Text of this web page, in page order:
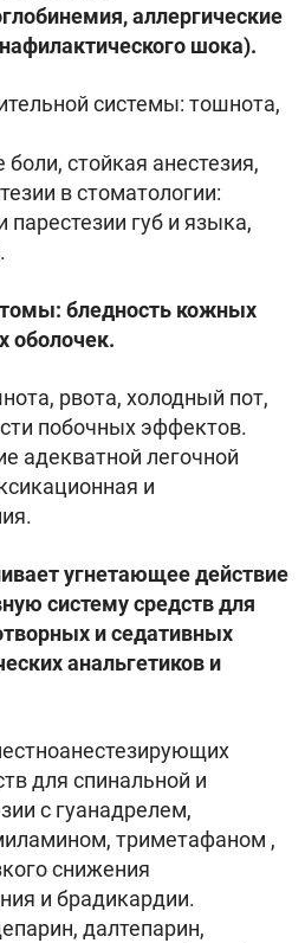
аллергические
шока).
системы: тошнота,
стойкая анестезия,
в стоматологии:
парестезии губ и языка,
бледность кожных
оболочек.
рвота, холодный пот,
побочных эффектов.
адекватной легочной
и
угнетающее действие
систему средств для
и седативных
анальгетиков и
для спинальной и
с гуанадрелем,
триметафаном ,
снижения
и брадикардии.
далтепарин,